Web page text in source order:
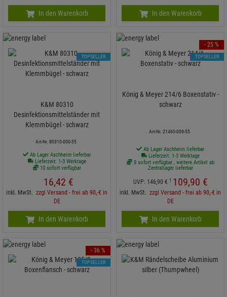
In den Warenkorb In den Warenkorb
K&M 80310
Desinfektionsmittelständer mit
Klemmbügel - schwarz
Art-Nr. 80310-000-55
Ab Lager Aschheim lieferbar
Lieferzeit: 1-3 Werktage
10 sofort verfügbar
16,42 €
inkl. MwSt. zzgl Versand - frei ab 90,-€ in
DE
TOPSELLER
In den Warenkorb
König & Meyer 214/6 Boxenstativ -
schwarz
Art-Nr. 21460-009-55
Ab Lager Aschheim lieferbar
Lieferzeit: 1-3 Werktage
9 sofort verfügbar , weitere Artikel ab
Zentrallager lieferbar
UVP: 146,90 € 1 109,90 €
inkl. MwSt. zzgl Versand - frei ab 90,-€ in
DE
- 25 %
TOPSELLER
In den Warenkorb
- 36 %
TOPSELLER